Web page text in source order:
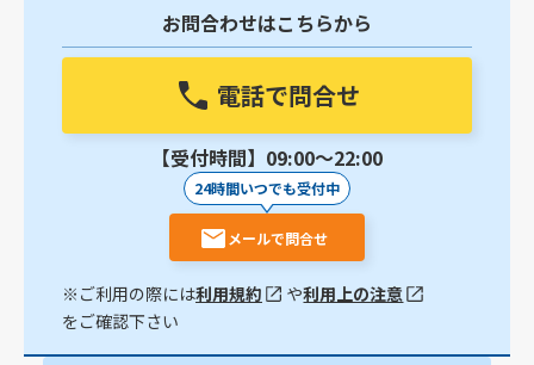
お問合わせはこちらから
電話で問合せ
【受付時間】09:00〜22:00
24時間いつでも受付中
メールで問合せ
※ご利用の際には利用規約 や利用上の注意
をご確認下さい